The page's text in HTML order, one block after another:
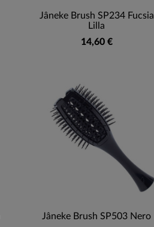
Jâneke Brush SP234 Fucsia
Lilla
14,60 €
Jâneke Brush SP503 Nero